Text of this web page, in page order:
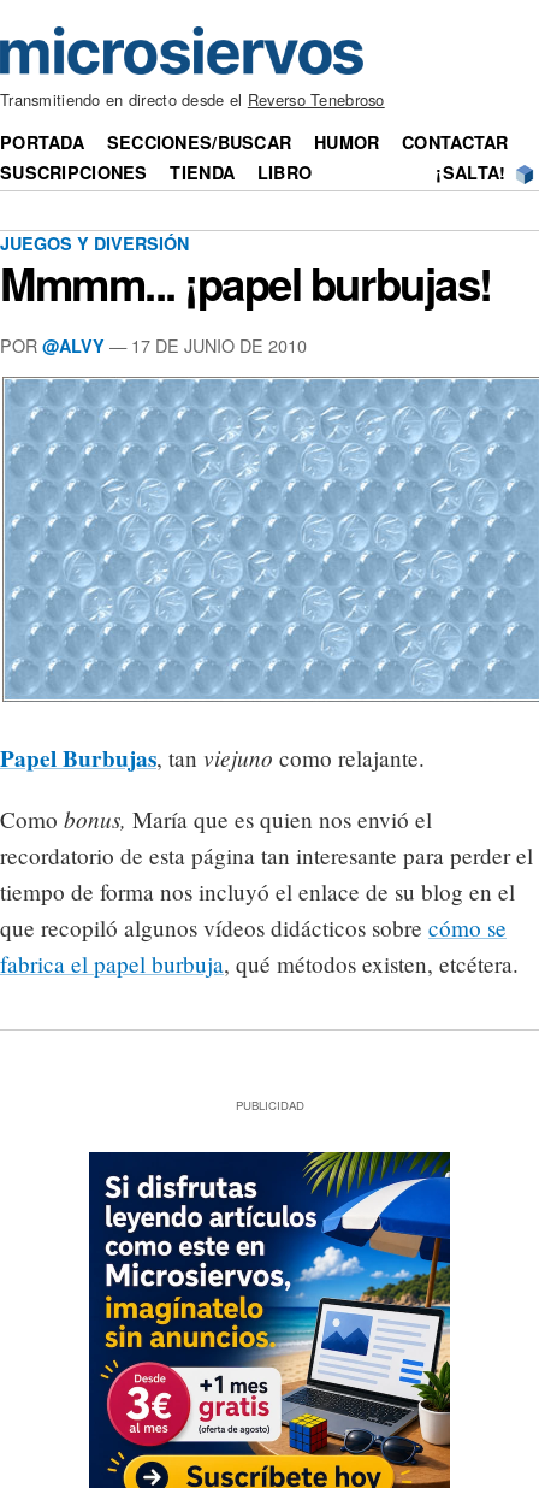
Transmitiendo en directo desde el Reverso Tenebroso
PORTADA SECCIONES/BUSCAR HUMOR
CONTACTAR
SUSCRIPCIONES
TIENDA LIBRO ¡SALTA!
JUEGOS Y DIVERSIÓN
Mmmm... ¡papel burbujas!
POR @ALVY — 17 DE JUNIO DE 2010
Papel Burbujas, tan viejuno como relajante.
Como bonus, María que es quien nos envió el
recordatorio de esta página tan interesante para perder el
tiempo de forma nos incluyó el enlace de su blog en el
que recopiló algunos vídeos didácticos sobre cómo se
fabrica el papel burbuja, qué métodos existen, etcétera.
PUBLICIDAD